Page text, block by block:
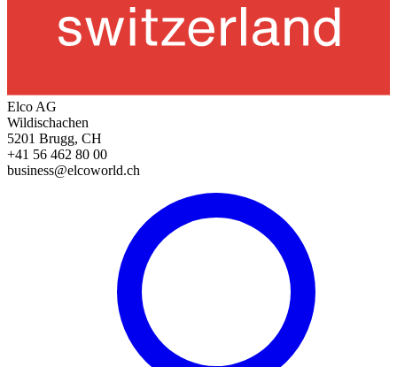
Elco AG
Wildischachen
5201 Brugg, CH
+41 56 462 80 00
business@elcoworld.ch